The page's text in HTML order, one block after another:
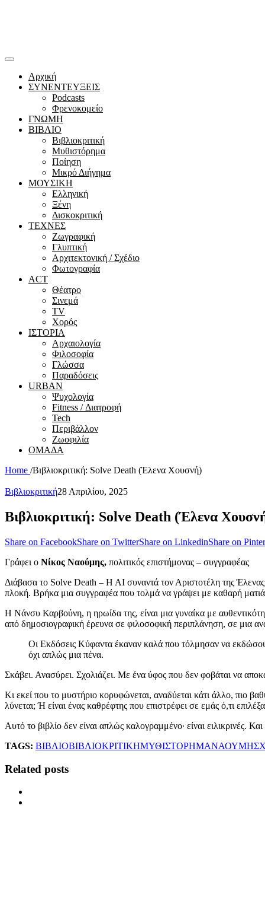
Αρχική
ΣΥΝΕΝΤΕΥΞΕΙΣ
Podcasts
Φρενοκομείο
ΓΝΩΜΗ
ΒΙΒΛΙΟ
Βιβλιοκριτική
Μυθιστόρημα
Ποίηση
Μικρό Διήγημα
ΜΟΥΣΙΚΗ
Ελληνική
Ξένη
Δισκοκριτική
ΤΕΧΝΕΣ
Ζωγραφική
Γλυπτική
Αρχιτεκτονική / Σχέδιο
Φωτογραφία
ACT
Θέατρο
Σινεμά
ΤV
Χορός
ΙΣΤΟΡΙΑ
Αρχαιολογία
Φιλοσοφία
Γλώσσα
Παραδόσεις
URBAN
Ψυχολογία
Fitness / Διατροφή
Tech
Περιβάλλον
Ζωοφιλία
ΟΜΑΔΑ
Home /Βιβλιοκριτική: Solve Death (Έλενα Χουσνή)
Βιβλιοκριτική28 Απριλίου, 2025
Βιβλιοκριτική: Solve Death (Έλενα
Share on FacebookShare on TwitterShare on LinkedinShare on
Γράφει ο Νίκος Ναούμης, πολιτικός επιστήμονας – συγγραφέας
Διάβασα το Solve Death – Η ΑΙ συναντά τον Αριστοτέλη της Έλενας
πλοκή. Βρήκα μια συγγραφέα που τολμά να γράψει με καθαρή ματιά
Η Νάνσυ Καρβούνη, η ηρωίδα της, είναι μια γυναίκα με
από δημοσιογραφική έρευνα σε φιλοσοφική περιπλάνηση, σε μια
Οι Εκδόσεις Κύφαντα έκαναν καλά που τόλμησαν να
όχι απλώς μια πένα.
Σκάβει. Ανασύρει. Σχολιάζει. Με ένα ύφος που δεν φοβάται να
Κι εκεί που το μυστήριο κορυφώνεται, αναδύεται κάτι άλλο, πιο
λύνεται; Ή είναι ένας καθρέφτης που επιστρέφει σε εμάς ό,τι
Αυτό το βιβλίο δεν είναι απλώς καλογραμμένο· είναι ειλικρινές.
TAGS: ΒΙΒΛΙΟΒΙΒΛΙΟΚΡΙΤΙΚΗΜΥΘΙΣΤΟΡΗΜΑΝΑΟΥΜΗΣ
Related posts